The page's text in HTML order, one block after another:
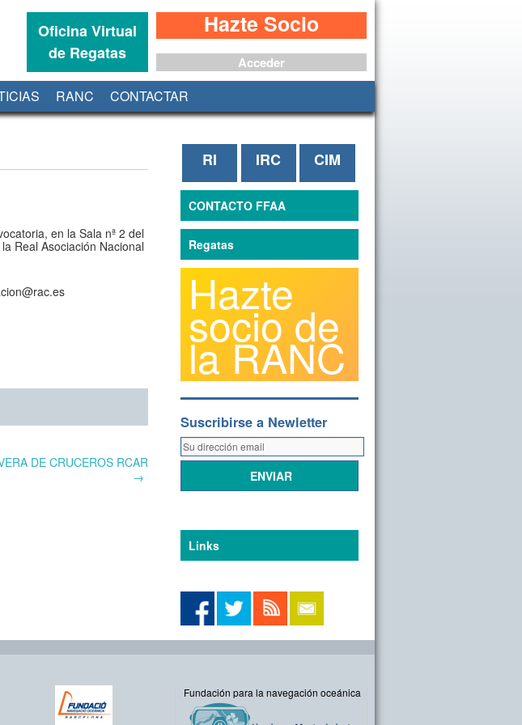
Oficina Virtual
de Regatas
Hazte Socio
Acceder
RANC CONTACTAR
en la Sala nª 2 del
Real Asociación Nacional
DE CRUCEROS RCAR
→
RI IRC CIM
CONTACTO FFAA
Regatas
Hazte
socio de
la RANC
Suscribirse a Newletter
Links
Fundación para la navegación oceánica